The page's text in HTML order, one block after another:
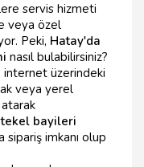
servis hizmeti
veya özel
Peki, Hatay'da
nasıl bulabilirsiniz?
üzerindeki
veya yerel
bayileri
imkanı olup